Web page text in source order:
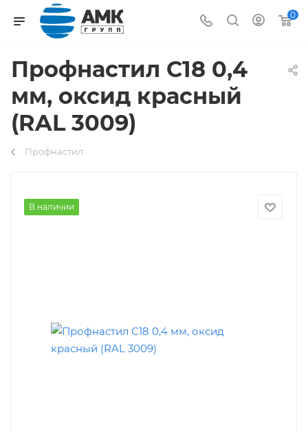
0
Профнастил С18 0,4
мм, оксид красный
(RAL 3009)
Профнастил
В наличии